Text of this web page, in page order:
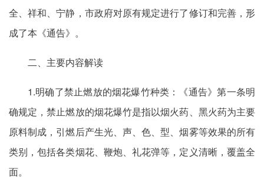
全、祥和、宁静，市政府对原有规定进行了修订和完善，形
成了本《通告》。
二、主要内容解读
1.明确了禁止燃放的烟花爆竹种类：《通告》第一条明
确规定，禁止燃放的烟花爆竹是指以烟火药、黑火药为主要
原料制成，引燃后产生光、声、色、型、烟雾等效果的所有
类别，包括各类烟花、鞭炮、礼花弹等，定义清晰，覆盖全
面。